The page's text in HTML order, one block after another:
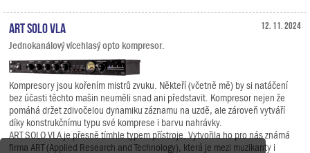
12. 11. 2024
ART SOLO VLA
Jednokanálový vícehlasý opto kompresor.
Kompresory jsou kořením mistrů zvuku. Někteří (včetně mě) by si natáčení
bez účasti těchto mašin neuměli snad ani představit. Kompresor nejen že
pomáhá držet zdivočelou dynamiku záznamu na uzdě, ale zároveň vytváří
díky konstrukčnímu typu své komprese i barvu nahrávky.
ART SOLO VLA je přesně tímhle typem přístroje. Vytvořila ho pro nás známá
firma ART (Applied Research and Technology), která je mezi muzikanty i